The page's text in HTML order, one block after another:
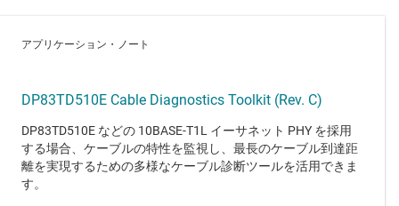
アプリケーション・ノート
DP83TD510E Cable Diagnostics Toolkit (Rev. C)
DP83TD510E などの 10BASE-T1L イーサネット PHY を採用
する場合、ケーブルの特性を監視し、最長のケーブル到達距
離を実現するための多様なケーブル診断ツールを活用できま
す。